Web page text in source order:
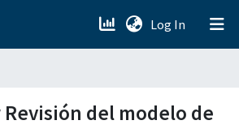
Log In (current)
del modelo de